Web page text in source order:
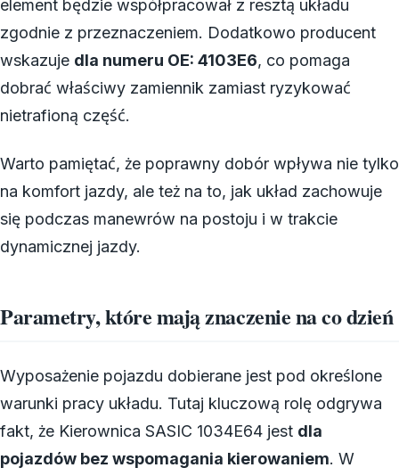
element będzie współpracował z resztą układu
zgodnie z przeznaczeniem. Dodatkowo producent
wskazuje dla numeru OE: 4103E6, co pomaga
dobrać właściwy zamiennik zamiast ryzykować
nietrafioną część.
Warto pamiętać, że poprawny dobór wpływa nie tylko
na komfort jazdy, ale też na to, jak układ zachowuje
się podczas manewrów na postoju i w trakcie
dynamicznej jazdy.
Parametry, które mają znaczenie na co dzień
Wyposażenie pojazdu dobierane jest pod określone
warunki pracy układu. Tutaj kluczową rolę odgrywa
fakt, że Kierownica SASIC 1034E64 jest dla
pojazdów bez wspomagania kierowaniem. W